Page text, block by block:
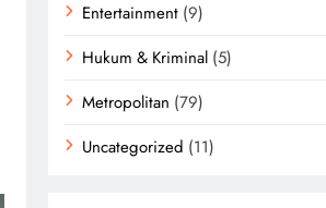
Entertainment (9)
Hukum & Kriminal (5)
Metropolitan (79)
Uncategorized (11)